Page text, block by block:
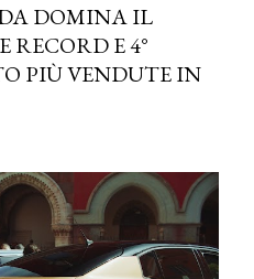
DOMINA IL
RECORD E 4°
PIÙ VENDUTE IN